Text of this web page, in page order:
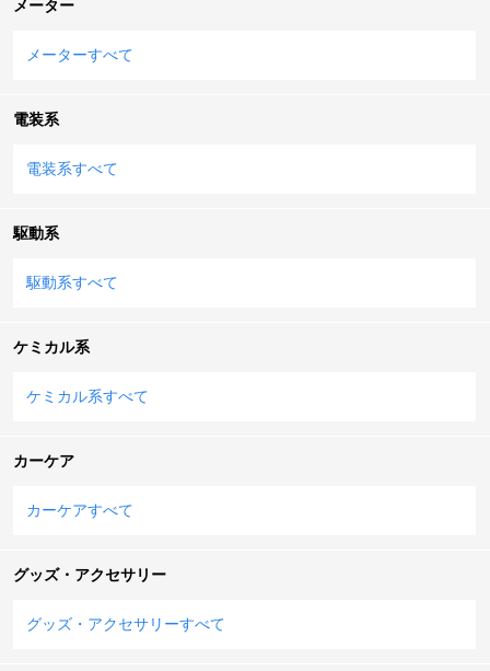
メーター
メーターすべて
電装系
電装系すべて
駆動系
駆動系すべて
ケミカル系
ケミカル系すべて
カーケア
カーケアすべて
グッズ・アクセサリー
グッズ・アクセサリーすべて